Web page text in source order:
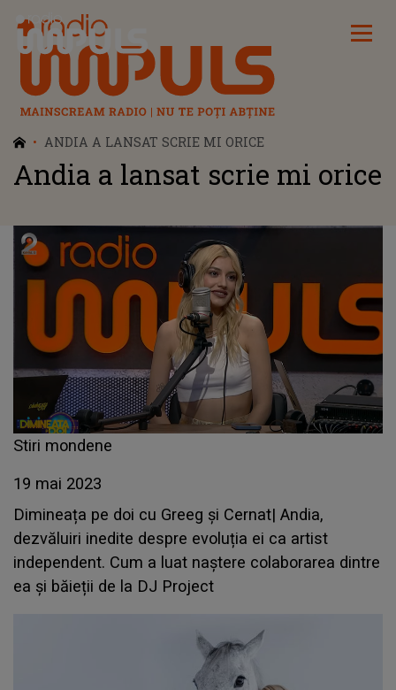
Radio Impuls
ANDIA A LANSAT SCRIE MI ORICE
Andia a lansat scrie mi orice
Stiri mondene
19 mai 2023
Dimineața pe doi cu Greeg și Cernat| Andia,
dezvăluiri inedite despre evoluția ei ca artist
independent. Cum a luat naștere colaborarea dintre
ea și băieții de la DJ Project